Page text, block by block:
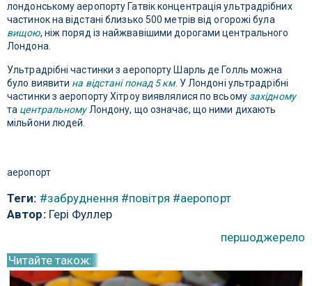
лондонському аеропорту Гатвік концентрація ультрадрібних
частинок на відстані близько 500 метрів від огорожі була
вищою, ніж поряд із найжвавішими дорогами центрального
Лондона.
Ультрадрібні частинки з аеропорту Шарль де Голль можна
було виявити на відстані понад 5 км. У Лондоні ультрадрібні
частинки з аеропорту Хітроу виявлялися по всьому західному
та центральному Лондону, що означає, що ними дихають
мільйони людей.
аеропорт
Теги: #забруднення #повітря #аеропорт
Автор:Гері Фуллер
першоджерело
Читайте також: